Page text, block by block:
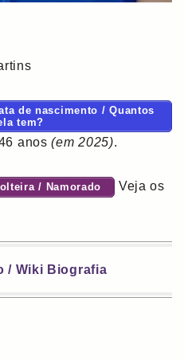
de nascimento / Quantos
tem?
anos(em 2025).
/ Namorado
Veja os
/ Wiki Biografia